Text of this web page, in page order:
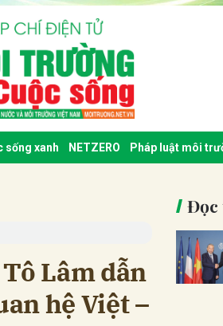
sống xanh NETZERO Pháp luật môi
Lâm dẫn
hệ Việt –
Đọc